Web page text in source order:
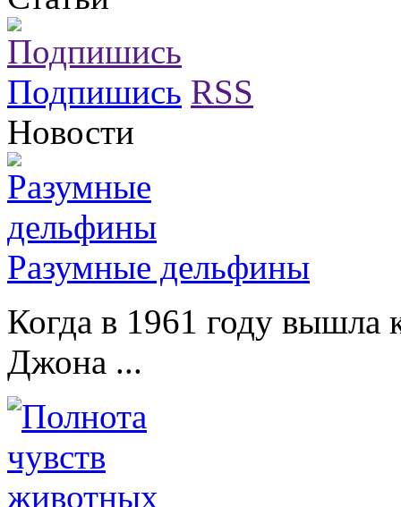
Подпишись RSS
Новости
Разумные дельфины
Когда в 1961 году вышла
Джона ...